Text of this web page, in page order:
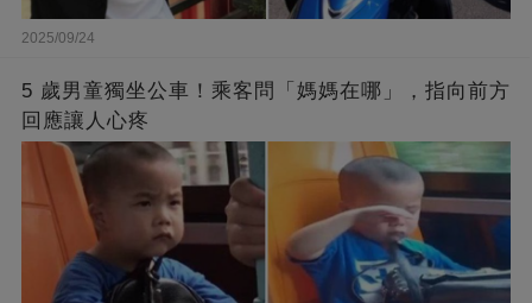
2025/09/24
5 歲男童獨坐公車！乘客問「媽媽在哪」，指向前方
回應讓人心疼